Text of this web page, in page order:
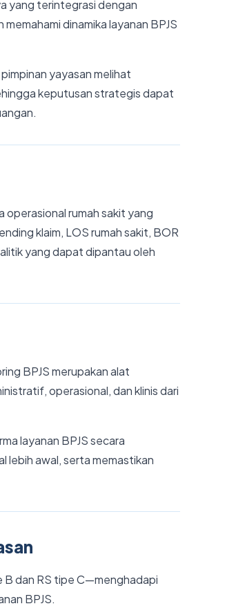
yang terintegrasi dengan
dinamika layanan BPJS
yayasan melihat
keputusan strategis dapat
operasional rumah sakit yang
klaim, LOS rumah sakit, BOR
yang dapat dipantau oleh
BPJS merupakan alat
operasional, dan klinis dari
layanan BPJS secara
lebih awal, serta memastikan
B dan RS tipe C—menghadapi
BPJS.